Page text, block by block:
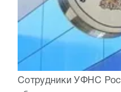
Сотрудники УФНС